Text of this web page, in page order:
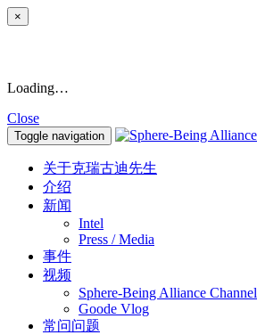
×
Loading…
Close
Toggle navigation
关于克瑞古迪先生
介绍
新闻
Intel
Press / Media
事件
视频
Sphere-Being Alliance Channel
Goode Vlog
常问问题